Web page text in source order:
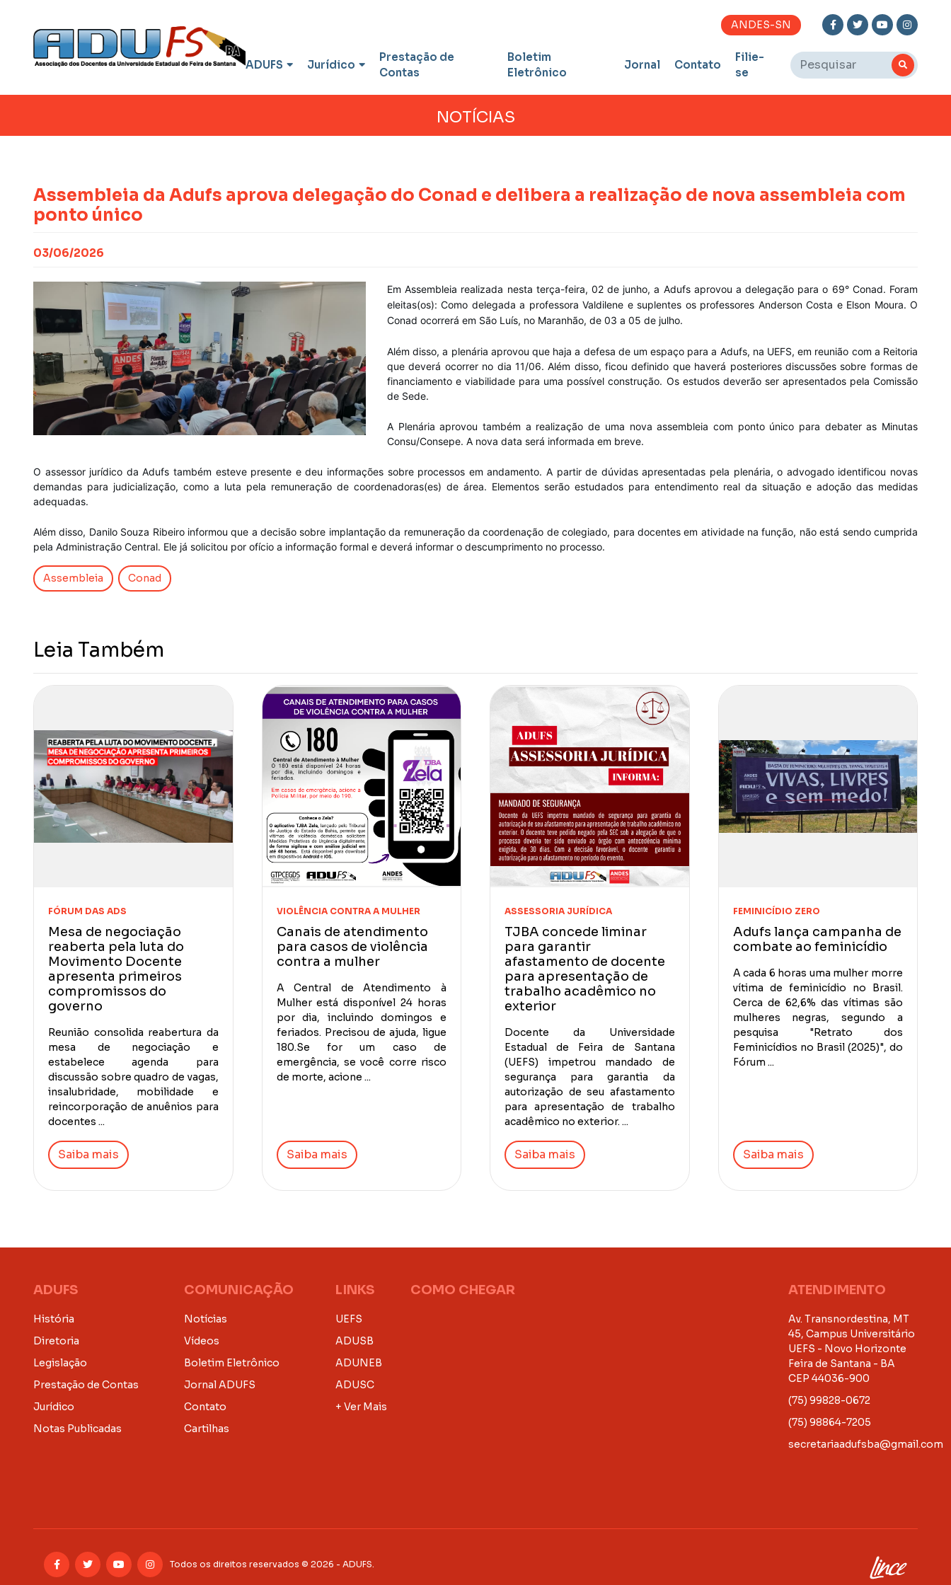
ANDES-SN
ADUFS Jurídico
Prestação de
Contas
Boletim
Eletrônico
Jornal Contato
Filie-
se
NOTÍCIAS
Assembleia da Adufs aprova delegação do Conad e delibera a realização de nova assembleia com
ponto único
03/06/2026
Em Assembleia realizada nesta terça-feira, 02 de junho, a Adufs aprovou a delegação para o 69° Conad. Foram
eleitas(os): Como delegada a professora Valdilene e suplentes os professores Anderson Costa e Elson Moura. O
Conad ocorrerá em São Luís, no Maranhão, de 03 a 05 de julho.
Além disso, a plenária aprovou que haja a defesa de um espaço para a Adufs, na UEFS, em reunião com a Reitoria
que deverá ocorrer no dia 11/06. Além disso, ficou definido que haverá posteriores discussões sobre formas de
financiamento e viabilidade para uma possível construção. Os estudos deverão ser apresentados pela Comissão
de Sede.
A Plenária aprovou também a realização de uma nova assembleia com ponto único para debater as Minutas
Consu/Consepe. A nova data será informada em breve.
O assessor jurídico da Adufs também esteve presente e deu informações sobre processos em andamento. A partir de dúvidas apresentadas pela plenária, o advogado identificou novas
demandas para judicialização, como a luta pela remuneração de coordenadoras(es) de área. Elementos serão estudados para entendimento real da situação e adoção das medidas
adequadas.
Além disso, Danilo Souza Ribeiro informou que a decisão sobre implantação da remuneração da coordenação de colegiado, para docentes em atividade na função, não está sendo cumprida
pela Administração Central. Ele já solicitou por ofício a informação formal e deverá informar o descumprimento no processo.
Assembleia Conad
Leia Também
FÓRUM DAS ADS
Mesa de negociação
reaberta pela luta do
Movimento Docente
apresenta primeiros
compromissos do
governo
Reunião consolida reabertura da
mesa de negociação e
estabelece agenda para
discussão sobre quadro de vagas,
insalubridade, mobilidade e
reincorporação de anuênios para
docentes ...
Saiba mais
VIOLÊNCIA CONTRA A MULHER
Canais de atendimento
para casos de violência
contra a mulher
A Central de Atendimento à
Mulher está disponível 24 horas
por dia, incluindo domingos e
feriados. Precisou de ajuda, ligue
180.Se for um caso de
emergência, se você corre risco
de morte, acione ...
Saiba mais
ASSESSORIA JURÍDICA
TJBA concede liminar
para garantir
afastamento de docente
para apresentação de
trabalho acadêmico no
exterior
Docente da Universidade
Estadual de Feira de Santana
(UEFS) impetrou mandado de
segurança para garantia da
autorização de seu afastamento
para apresentação de trabalho
acadêmico no exterior. ...
Saiba mais
FEMINICÍDIO ZERO
Adufs lança campanha de
combate ao feminicídio
A cada 6 horas uma mulher morre
vítima de feminicídio no Brasil.
Cerca de 62,6% das vítimas são
mulheres negras, segundo a
pesquisa "Retrato dos
Feminicídios no Brasil (2025)", do
Fórum ...
Saiba mais
ADUFS
História
Diretoria
Legislação
Prestação de Contas
Jurídico
Notas Publicadas
COMUNICAÇÃO
Notícias
Vídeos
Boletim Eletrônico
Jornal ADUFS
Contato
Cartilhas
LINKS
UEFS
ADUSB
ADUNEB
ADUSC
+ Ver Mais
COMO CHEGAR ATENDIMENTO
Av. Transnordestina, MT
45, Campus Universitário
UEFS - Novo Horizonte
Feira de Santana - BA
CEP 44036-900
(75) 99828-0672
(75) 98864-7205
secretariaadufsba@gmail.com
Todos os direitos reservados © 2026 - ADUFS.